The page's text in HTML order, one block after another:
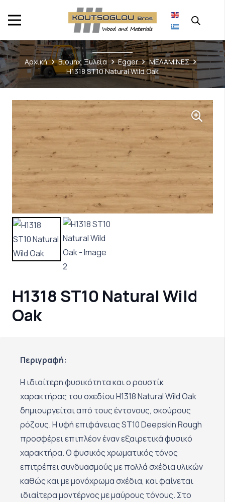
Αρχική Βιομηχ. Ξυλεία Egger
ΜΕΛΑΜΙΝΕΣ
H1318 ST10 Natural Wild Oak
H1318 ST10 Natural Wild
Oak
Περιγραφή:
Η ιδιαίτερη φυσικότητα και ο ρουστίκ
χαρακτήρας του σχεδίου H1318 Natural Wild Oak
δημιουργείται από τους έντονους, σκούρους
ρόζους. Η υφή επιφάνειας ST10 Deepskin Rough
προσφέρει επιπλέον έναν εξαιρετικά φυσικό
χαρακτήρα. Ο φυσικός χρωματικός τόνος
επιτρέπει συνδυασμούς με πολλά σχέδια υλικών
καθώς και με μονόχρωμα σχέδια, και φαίνεται
ιδιαίτερα μοντέρνος με μαύρους τόνους. Στο